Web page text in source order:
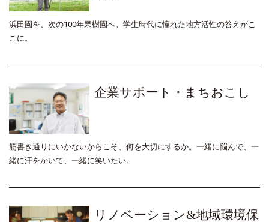
浜田園を、次の100年果樹園へ。学生時代に憧れた地方活性の答えがこ
こに。
企業サポート・まちおこし
筋書き通りにいかないからこそ、何を大切にするか。一緒に悩んで、一
緒に汗をかいて、一緒に笑いたい。
リノベーション&地域環境保